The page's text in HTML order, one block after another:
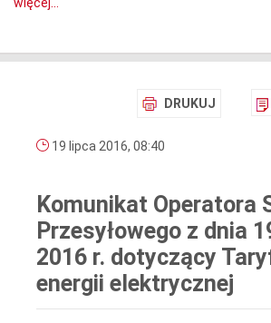
DRUKUJ
19 lipca 2016, 08:40
Komunikat Operatora
Przesyłowego z dnia
2016 r. dotyczący
energii elektrycznej